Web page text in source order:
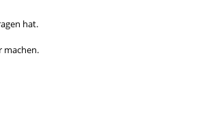
hat.
machen.